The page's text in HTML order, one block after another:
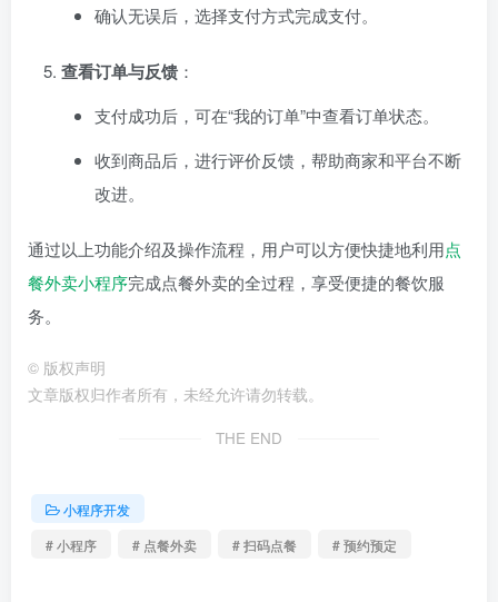
确认无误后，选择支付方式完成支付。
查看订单与反馈 ：
支付成功后，可在“我的订单”中查看订单状态。
收到商品后，进行评价反馈，帮助商家和平台不断
改进。
通过以上功能介绍及操作流程，用户可以方便快捷地利用点
餐外卖小程序完成点餐外卖的全过程，享受便捷的餐饮服
务。
© 版权声明
文章版权归作者所有，未经允许请勿转载。
THE END
小程序开发
# 小程序
# 点餐外卖 # 扫码点餐 # 预约预定